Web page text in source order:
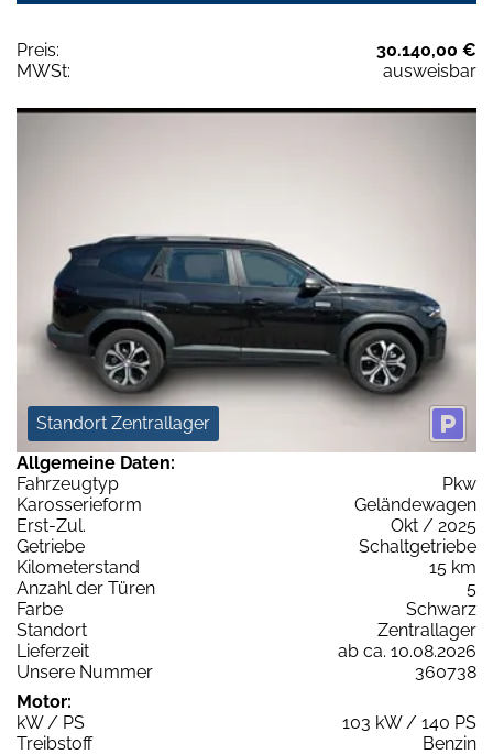
Preis:
30.140,00 €
MWSt:
ausweisbar
Standort Zentrallager
Allgemeine Daten:
Fahrzeugtyp
Pkw
Karosserieform
Geländewagen
Erst-Zul.
Okt / 2025
Getriebe
Schaltgetriebe
Kilometerstand
15 km
Anzahl der Türen
5
Farbe
Schwarz
Standort
Zentrallager
Lieferzeit
ab ca. 10.08.2026
Unsere Nummer
360738
Motor:
kW / PS
103 kW / 140 PS
Treibstoff
Benzin